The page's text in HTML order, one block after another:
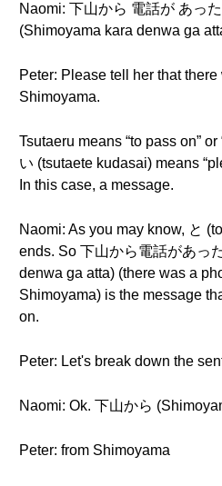
Naomi: 下山から 電話が あっ
(Shimoyama kara denwa ga
Peter: Please tell her that
Shimoyama.
Tsutaeru means “to pass on”
い (tsutaete kudasai) means
In this case, a message.
Naomi: As you may know, と
ends. So 下山から電話があっ
denwa ga atta) (there was a
Shimoyama) is the message
on.
Peter: Let's break down the
Naomi: Ok. 下山から
Peter: from Shimoyama